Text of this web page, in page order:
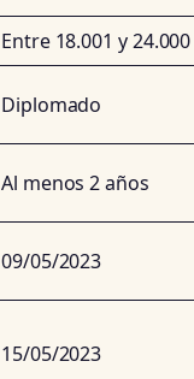
Entre 18.001 y
Diplomado
Al menos 2 años
09/05/2023
15/05/2023